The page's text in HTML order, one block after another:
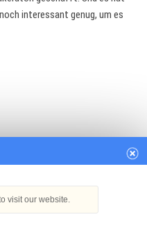
interessant genug, um es